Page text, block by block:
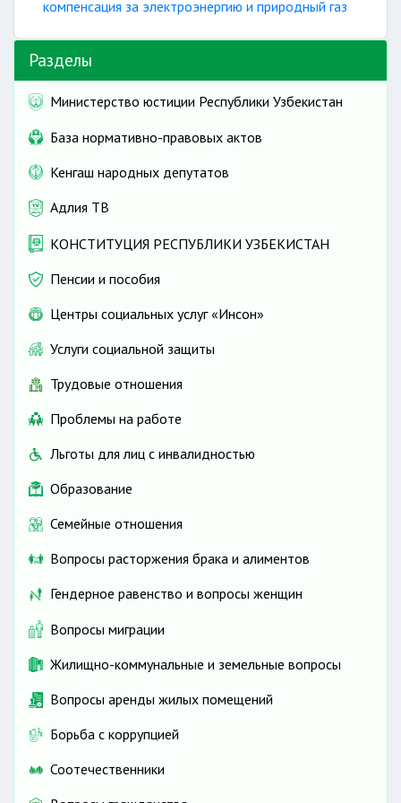
компенсация за электроэнергию и природный газ
Разделы
Министерство юстиции Республики Узбекистан
База нормативно-правовых актов
Кенгаш народных депутатов
Адлия ТВ
КОНСТИТУЦИЯ РЕСПУБЛИКИ УЗБЕКИСТАН
Пенсии и пособия
Центры социальных услуг «Инсон»
Услуги социальной защиты
Трудовые отношения
Проблемы на работе
Льготы для лиц с инвалидностью
Образование
Семейные отношения
Вопросы расторжения брака и алиментов
Гендерное равенство и вопросы женщин
Вопросы миграции
Жилищно-коммунальные и земельные вопросы
Вопросы аренды жилых помещений
Борьба с коррупцией
Соотечественники